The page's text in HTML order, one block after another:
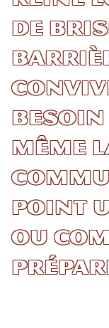
de
même
point
ou